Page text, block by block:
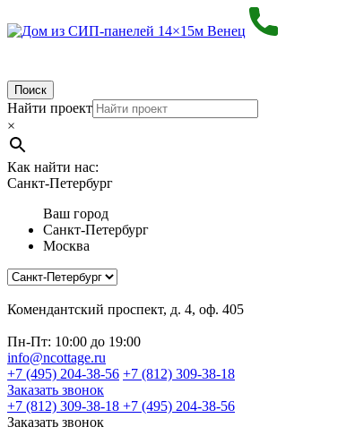
Поиск
Найти проект
×
Как найти нас:
Санкт-Петербург
Ваш город
Санкт-Петербург
Москва
Комендантский проспект, д. 4, оф. 405
Пн-Пт: 10:00 до 19:00
info@ncottage.ru
+7 (495) 204-38-56 +7 (812) 309-38-18
Заказать звонок
+7 (812) 309-38-18 +7 (495) 204-38-56
Заказать звонок